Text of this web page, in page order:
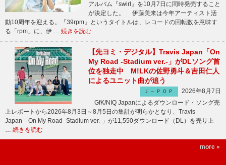
アルバム『swirl』を10月7日に同時発売すること
が決定した。 伊藤美来は今年アーティスト活
動10周年を迎える。『39rpm』というタイトルは、レコードの回転数を意味す
る「rpm」に、伊 … 続きを読む
【先ヨミ・デジタル】Travis Japan「On
My Road -Stadium ver.-」がDLソング首
位を独走中 M!LKの佐野勇斗＆吉田仁人
によるユニット曲が追う
Ｊ－ＰＯＰ
2026年8月7日
GfK/NIQ Japanによるダウンロード・ソング売
上レポートから2026年8月3日～8月5日の集計が明らかとなり、Travis
Japan「On My Road -Stadium ver.-」が11,550ダウンロード（DL）を売り上
… 続きを読む
more »